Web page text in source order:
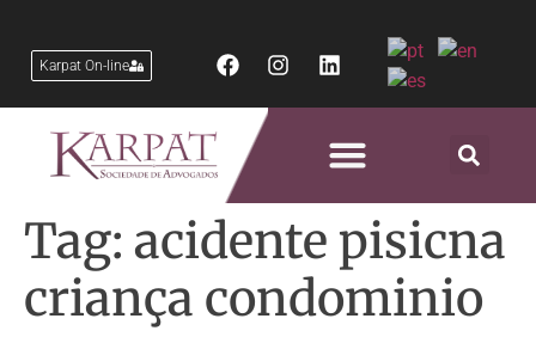
Karpat On-line
Tag: acidente pisicna
criança condominio